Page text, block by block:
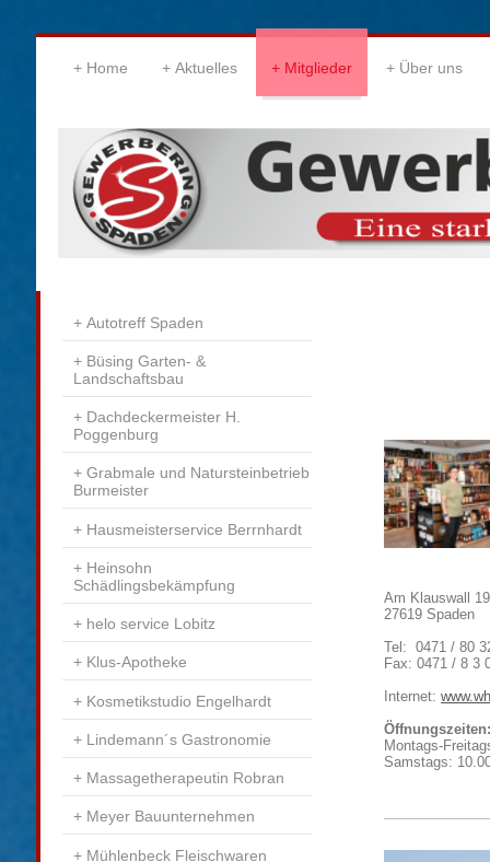
Home Aktuelles Mitglieder Über uns
Am Klauswall 19
27619 Spaden
Tel: 0471 / 80
Fax: 0471 / 8 3
Internet:
Montags-
Samstags:
Autotreff Spaden
Büsing Garten- &
Landschaftsbau
Dachdeckermeister H.
Poggenburg
Grabmale und Natursteinbetrieb
Burmeister
Hausmeisterservice Berrnhardt
Heinsohn
Schädlingsbekämpfung
helo service Lobitz
Klus-Apotheke
Kosmetikstudio Engelhardt
Lindemann´s Gastronomie
Massagetherapeutin Robran
Meyer Bauunternehmen
Mühlenbeck Fleischwaren